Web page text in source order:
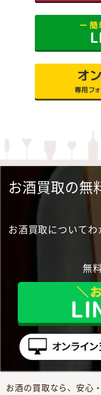
お酒買取の無
お酒買取について
無
お酒の買取なら、安心